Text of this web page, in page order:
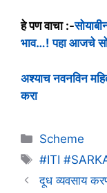
हे पण वाचा :-
भाव…! पहा आजचे
अश्याच नवनविन
करा
Categories
Scheme
Tags
#ITI
दूध व्यवसाय